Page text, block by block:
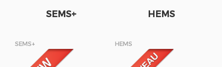
SEMS+
SEMS+
HEMS
HEMS